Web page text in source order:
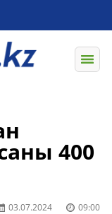
400
03.07.2024 09:00